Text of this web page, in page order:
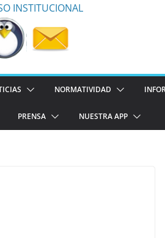
INSTITUCIONAL
NORMATIVIDAD
PRENSA NUESTRA APP